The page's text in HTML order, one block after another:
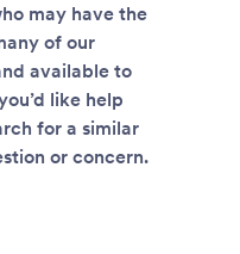
may have the
of our
available to
like help
for a similar
or concern.